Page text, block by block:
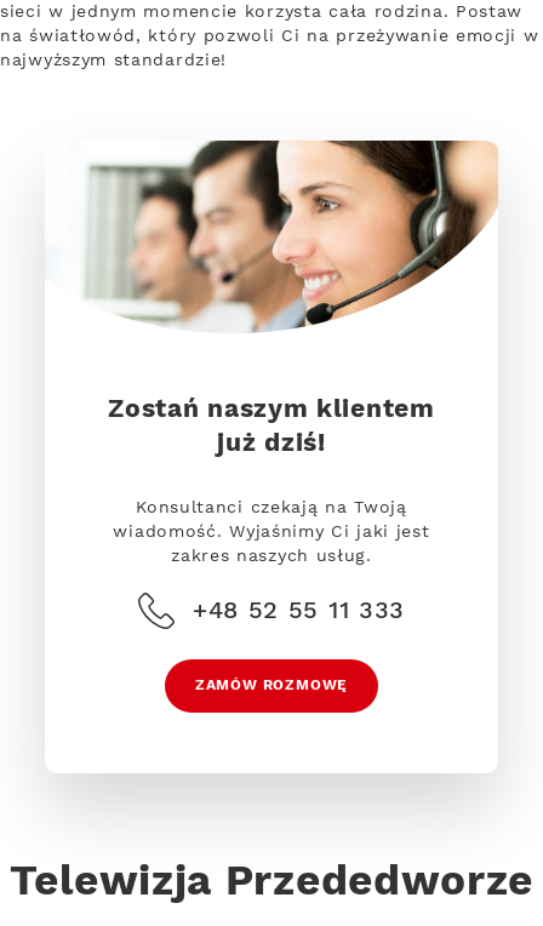
sieci w jednym momencie korzysta cała rodzina. Postaw
na światłowód, który pozwoli Ci na przeżywanie emocji w
najwyższym standardzie!
Zostań naszym klientem
już dziś!
Konsultanci czekają na Twoją
wiadomość. Wyjaśnimy Ci jaki jest
zakres naszych usług.
+48 52 55 11 333
ZAMÓW ROZMOWĘ
Telewizja Przededworze